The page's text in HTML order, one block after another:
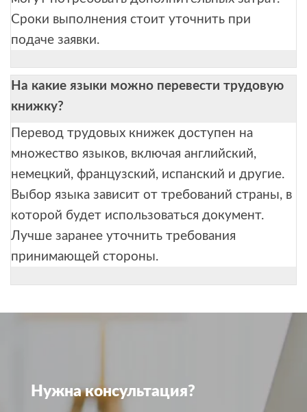
Сроки выполнения стоит уточнить при
подаче заявки.
На какие языки можно перевести трудовую
книжку?
Перевод трудовых книжек доступен на
множество языков, включая английский,
немецкий, французский, испанский и другие.
Выбор языка зависит от требований страны, в
которой будет использоваться документ.
Лучше заранее уточнить требования
принимающей стороны.
Нужна консультация?